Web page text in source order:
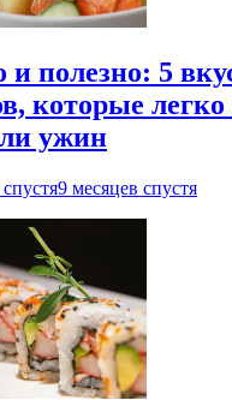
полезно: 5
которые
ужин
9 месяцев спустя